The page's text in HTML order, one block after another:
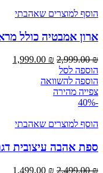
הוסף למוצרים שאהבתי
ארון אמבטיה כולל
2,999.00₪
המחיר
היה:
2,999.00 ₪.
1,999.00 ₪
הוספה לסל
הוספה להשוואה
צפייה מהירה
-40%
הוסף למוצרים שאהבתי
ספת אהבה עיצובית
2,499.00₪
המחיר
1,499.00 ₪